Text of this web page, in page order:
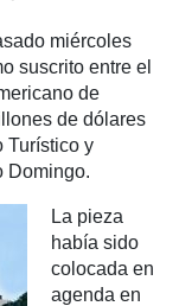
miércoles
suscrito entre el
de
de dólares
Turístico y
Domingo.
La pieza
había sido
colocada en
agenda en